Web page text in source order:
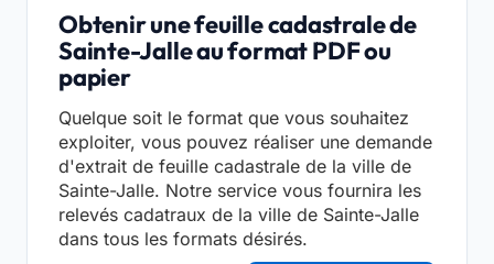
Obtenir une feuille cadastrale de
Sainte-Jalle au format PDF ou
papier
Quelque soit le format que vous souhaitez
exploiter, vous pouvez réaliser une demande
d'extrait de feuille cadastrale de la ville de
Sainte-Jalle. Notre service vous fournira les
relevés cadatraux de la ville de Sainte-Jalle
dans tous les formats désirés.